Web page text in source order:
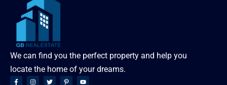
We can find you the perfect property and help you
locate the home of your dreams.